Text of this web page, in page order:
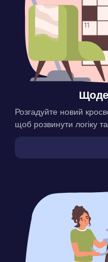
Розгадуйте новий
щоб розвинути логіку